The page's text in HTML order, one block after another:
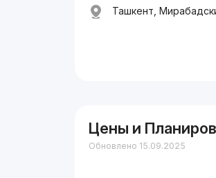
Ташкент,
Цены и
Обновлено 15.09.2025